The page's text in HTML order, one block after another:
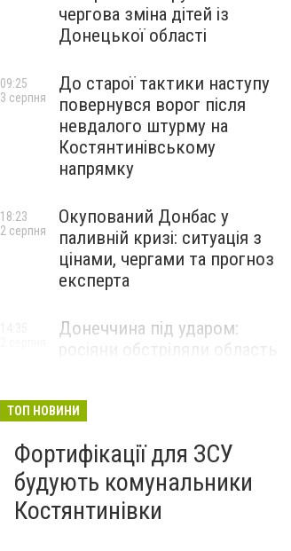
чергова зміна дітей із
Донецької області
До старої тактики наступу
повернувся ворог після
невдалого штурму на
Костянтинівському
напрямку
09:25
3 серпня
Окупований Донбас у
паливній кризі: ситуація з
цінами, чергами та прогноз
експерта
18:23
2 серпня
Донеччина під ударом:
росіяни обстріляли область
ТОП НОВИНИ
Фортифікації для ЗСУ
будують комунальники
Костянтинівки